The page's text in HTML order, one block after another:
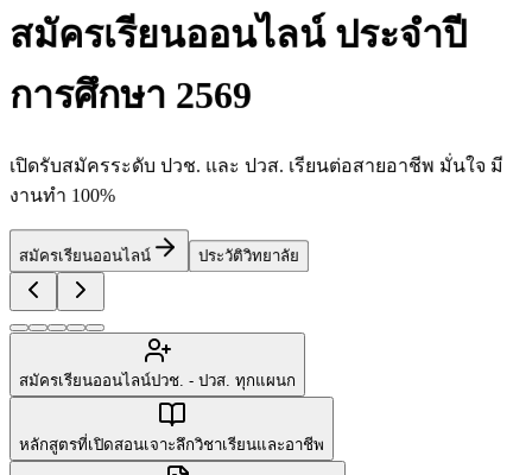
สมัครเรียนออนไลน์ ประจำปี
การศึกษา 2569
เปิดรับสมัครระดับ ปวช. และ ปวส. เรียนต่อสายอาชีพ มั่นใจ มี
งานทำ 100%
สมัครเรียนออนไลน์ ประวัติวิทยาลัย
สมัครเรียนออนไลน์ปวช. - ปวส. ทุกแผนก
หลักสูตรที่เปิดสอนเจาะลึกวิชาเรียนและอาชีพ